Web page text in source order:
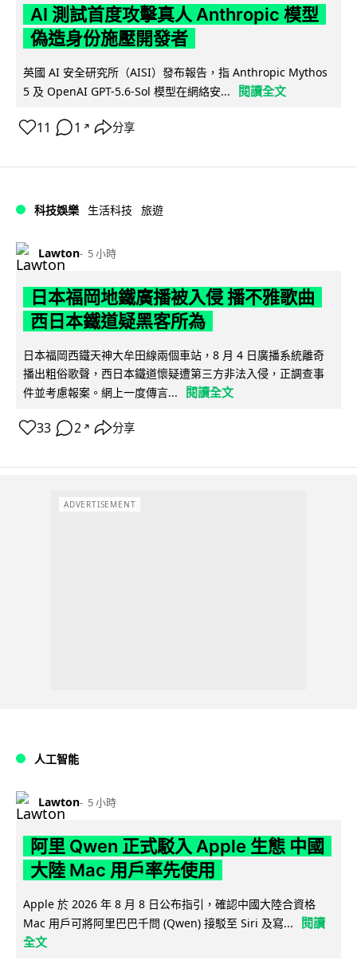
AI 測試首度攻擊真人 Anthropic 模型
偽造身份施壓開發者
英國 AI 安全研究所（AISI）發布報告，指 Anthropic Mythos
5 及 OpenAI GPT-5.6-Sol 模型在網絡安...
閱讀全文
11 1 ↗ 分享
科技娛樂 生活科技 旅遊
Lawton 5 小時
日本福岡地鐵廣播被入侵 播不雅歌曲
西日本鐵道疑黑客所為
日本福岡西鐵天神大牟田線兩個車站，8 月 4 日廣播系統離奇
播出粗俗歌聲，西日本鐵道懷疑遭第三方非法入侵，正調查事
件並考慮報案。網上一度傳言...
閱讀全文
33 2 ↗ 分享
ADVERTISEMENT
人工智能
Lawton 5 小時
阿里 Qwen 正式駁入 Apple 生態 中國
大陸 Mac 用戶率先使用
Apple 於 2026 年 8 月 8 日公布指引，確認中國大陸合資格
Mac 用戶可將阿里巴巴千問 (Qwen) 接駁至 Siri 及寫...
閱讀
全文